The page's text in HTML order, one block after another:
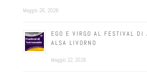
Maggio 26, 2026
EGO E VIRGO AL FESTIVAL DI
ALSA LIVORNO
Maggio 22, 2026